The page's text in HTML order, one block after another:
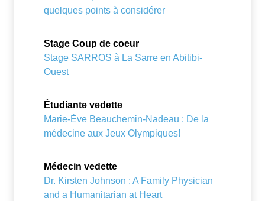
quelques points à considérer
Stage Coup de coeur
Stage SARROS à La Sarre en Abitibi-
Ouest
Étudiante vedette
Marie-Ève Beauchemin-Nadeau : De la
médecine aux Jeux Olympiques!
Médecin vedette
Dr. Kirsten Johnson : A Family Physician
and a Humanitarian at Heart